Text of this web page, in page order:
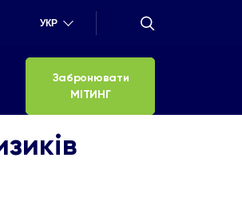
УКР
Забронювати
МІТИНГ